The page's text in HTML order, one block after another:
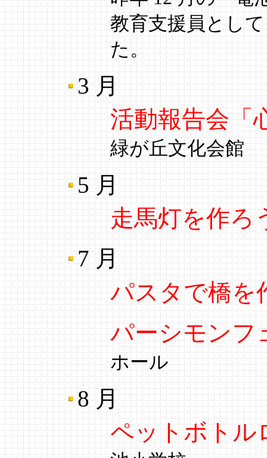
教育支援員とし
た。
3 月
活動報告会「
緑が丘文化会館
5 月
走馬灯を作ろ
7 月
パスタで橋を
パーシモンフ
ホール
8 月
ペットボトル